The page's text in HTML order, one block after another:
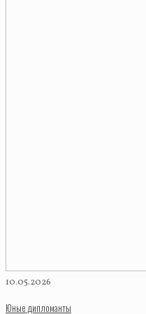
10.05.2026
Юные дипломанты